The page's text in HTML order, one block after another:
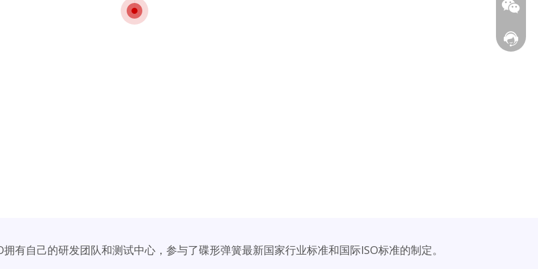
拥有自己的研发团队和测试中心，参与了碟形弹簧最新国家行业标准和国际ISO标准的制定。
在线客服